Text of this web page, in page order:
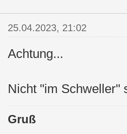
25.04.2023, 21:02
Achtung...
Nicht "im Schweller"
Gruß